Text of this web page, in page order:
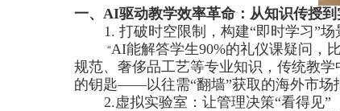
一、 AI驱动教学效率革命：从知识传授
1.打破时空限制，构建“即时学习”场
“AI能解答学生90%的礼仪课疑问，
规范、奢侈品工艺等专业知识，传统教
的钥匙——以往需“翻墙”获取的海外市场
2.虚拟实验室：让管理决策“看得见”